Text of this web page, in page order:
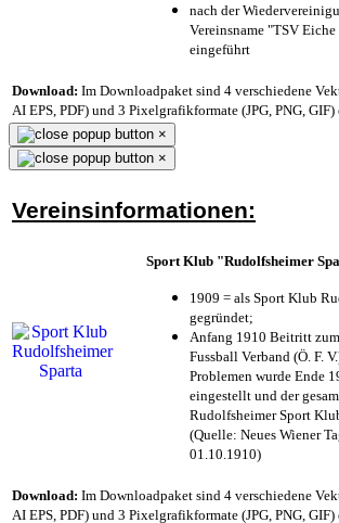
nach der
Vereinsname "TSV
eingeführt
Download: Im Downloadpaket sind 4 verschiedene
AI EPS, PDF) und 3 Pixelgrafikformate (JPG, PNG, GIF)
×
×
Vereinsinformationen:
Sport Klub "Rudolfsheimer
1909 = als Sport Klub
gegründet;
Anfang 1910 Beitritt
Fussball Verband (Ö. F.
Problemen wurde Ende
eingestellt und der
Rudolfsheimer Sport
(Quelle: Neues Wiener
01.10.1910)
Download: Im Downloadpaket sind 4 verschiedene
AI EPS, PDF) und 3 Pixelgrafikformate (JPG, PNG, GIF)